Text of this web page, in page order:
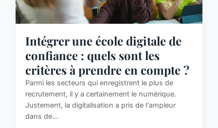
Intégrer une école digitale de
confiance : quels sont les
critères à prendre en compte ?
Parmi les secteurs qui enregistrent le plus de
recrutement, il y a certainement le numérique.
Justement, la digitalisation a pris de l'ampleur
dans de...